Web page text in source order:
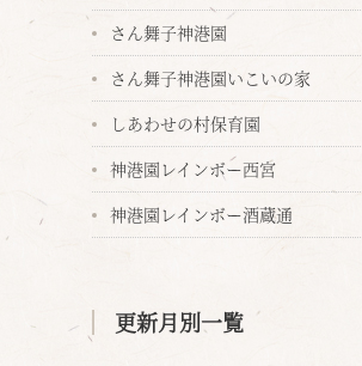
さん舞子神港園
さん舞子神港園いこいの家
しあわせの村保育園
神港園レインボー西宮
神港園レインボー酒蔵通
更新月別一覧